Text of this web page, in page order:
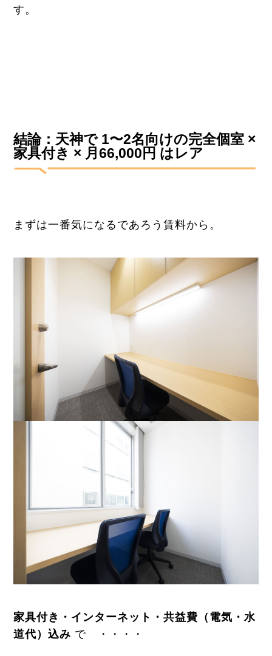
す。
結論：天神で 1〜2名向けの完全個室 ×
家具付き × 月66,000円 はレア
まずは一番気になるであろう賃料から。
家具付き・インターネット・共益費（電気・水
道代）込み で ・・・・